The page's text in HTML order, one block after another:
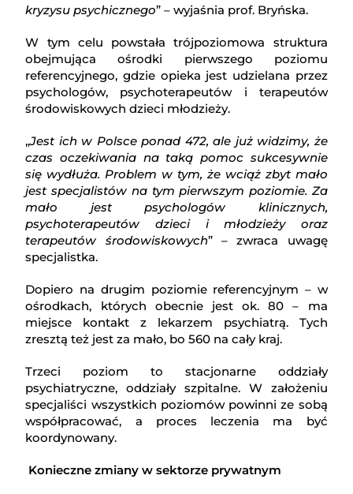
kryzysu psychicznego” – wyjaśnia prof. Bryńska.
W tym celu powstała trójpoziomowa struktura
obejmująca ośrodki pierwszego poziomu
referencyjnego, gdzie opieka jest udzielana przez
psychologów, psychoterapeutów i terapeutów
środowiskowych dzieci młodzieży.
„Jest ich w Polsce ponad 472, ale już widzimy, że
czas oczekiwania na taką pomoc sukcesywnie
się wydłuża. Problem w tym, że wciąż zbyt mało
jest specjalistów na tym pierwszym poziomie. Za
mało jest psychologów klinicznych,
psychoterapeutów dzieci i młodzieży oraz
terapeutów środowiskowych” – zwraca uwagę
specjalistka.
Dopiero na drugim poziomie referencyjnym – w
ośrodkach, których obecnie jest ok. 80 – ma
miejsce kontakt z lekarzem psychiatrą. Tych
zresztą też jest za mało, bo 560 na cały kraj.
Trzeci poziom to stacjonarne oddziały
psychiatryczne, oddziały szpitalne. W założeniu
specjaliści wszystkich poziomów powinni ze sobą
współpracować, a proces leczenia ma być
koordynowany.
Konieczne zmiany w sektorze prywatnym